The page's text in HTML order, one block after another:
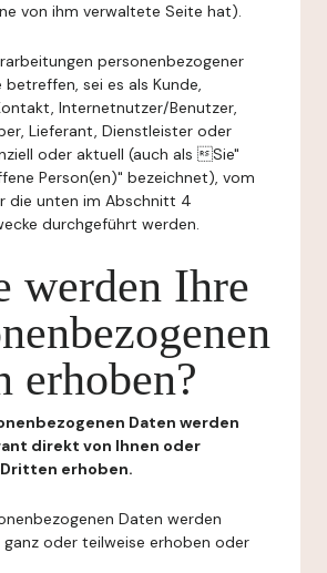
von ihm verwaltete Seite hat).
personenbezogener
betreffen, sei es als Kunde,
Internetnutzer/Benutzer,
Lieferant, Dienstleister oder
oder aktuell (auch als Sie"
Person(en)" bezeichnet), vom
die unten im Abschnitt 4
durchgeführt werden.
werden Ihre
erhoben?
Daten werden
direkt von Ihnen oder
erhoben.
Daten werden
oder teilweise erhoben oder